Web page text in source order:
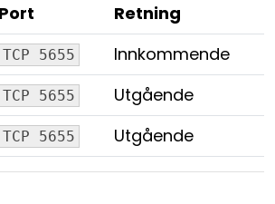
Port
Retning
TCP 5655
Innkommende
TCP 5655
Utgående
TCP 5655 Utgående